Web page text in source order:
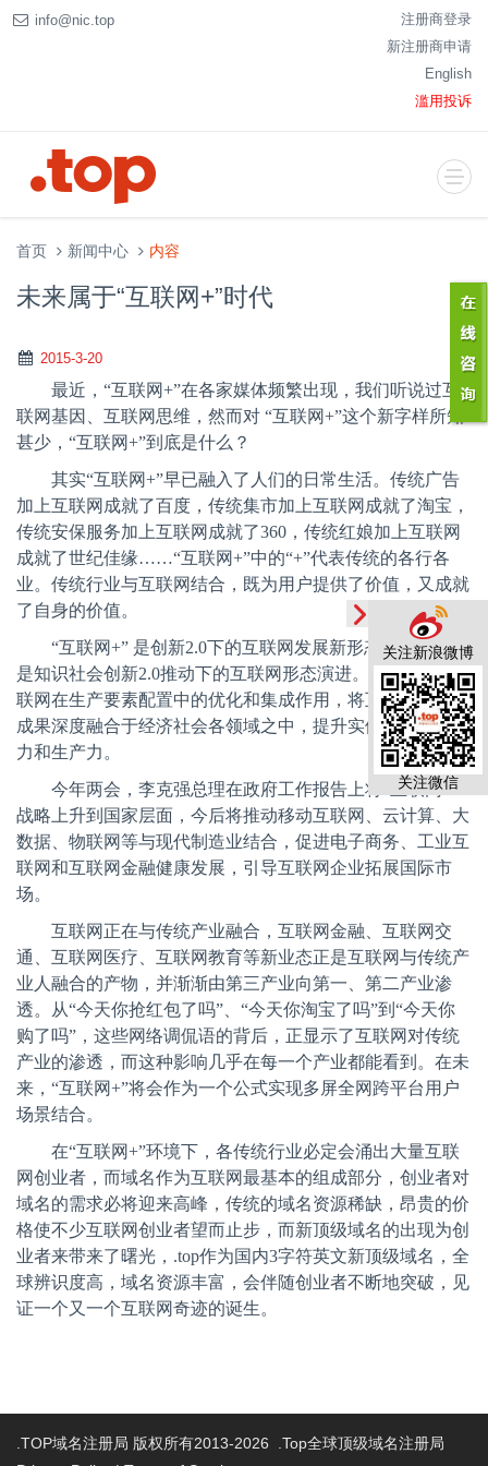
info@nic.top
注册商登录
新注册商申请
English
滥用投诉
关注新浪微博
关注微信
首页 新闻中心 内容
未来属于“互联网+”时代
2015-3-20
最近，“互联网+”在各家媒体频繁出现，我们听说过互
联网基因、互联网思维，然而对 “互联网+”这个新字样所知
甚少，“互联网+”到底是什么？
其实“互联网+”早已融入了人们的日常生活。传统广告
加上互联网成就了百度，传统集市加上互联网成就了淘宝，
传统安保服务加上互联网成就了360 ，传统红娘加上互联网
成就了世纪佳缘……“互联网+”中的“+”代表传统的各行各
业。传统行业与互联网结合，既为用户提供了价值，又成就
了自身的价值。
“互联网+” 是创新2.0下的互联网发展新形态、新业态，
是知识社会创新2.0推动下的互联网形态演进。充分发挥互
联网在生产要素配置中的优化和集成作用，将互联网的创新
成果深度融合于经济社会各领域之中，提升实体经济的创新
力和生产力。
今年两会，李克强总理在政府工作报告上将“互联网+”
战略上升到国家层面，今后将推动移动互联网、云计算、大
数据、物联网等与现代制造业结合，促进电子商务、工业互
联网和互联网金融健康发展，引导互联网企业拓展国际市
场。
互联网正在与传统产业融合，互联网金融、互联网交
通、互联网医疗、互联网教育等新业态正是互联网与传统产
业人融合的产物，并渐渐由第三产业向第一、第二产业渗
透。从“今天你抢红包了吗”、“今天你淘宝了吗”到“今天你
购了吗”，这些网络调侃语的背后，正显示了互联网对传统
产业的渗透，而这种影响几乎在每一个产业都能看到。在未
来，“互联网+”将会作为一个公式实现多屏全网跨平台用户
场景结合。
在“互联网+”环境下，各传统行业必定会涌出大量互联
网创业者，而域名作为互联网最基本的组成部分，创业者对
域名的需求必将迎来高峰，传统的域名资源稀缺，昂贵的价
格使不少互联网创业者望而止步，而新顶级域名的出现为创
业者来带来了曙光， .top作为国内3字符英文新顶级域名，全
球辨识度高，域名资源丰富，会伴随创业者不断地突破，见
证一个又一个互联网奇迹的诞生。
.TOP域名注册局 版权所有2013-2026 .Top全球顶级域名注册局